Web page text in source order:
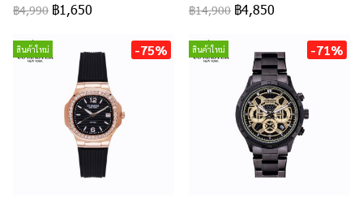
฿4,990 ฿1,650 ฿14,900 ฿4,850
สินค้าใหม่ -75% สินค้าใหม่ -71%